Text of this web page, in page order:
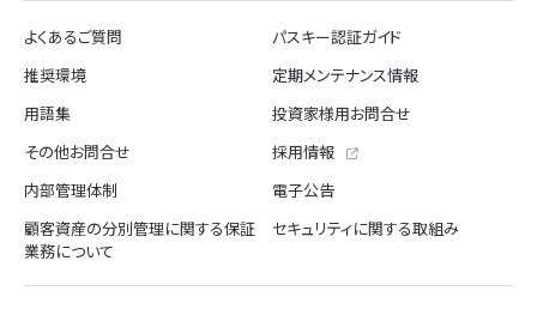
・個人情報等の内容に応じた保管場所・保管要件の明確化、及び
システムログの記録・保管を通して、個人情報等の取扱状況を確
認する手段を整備するとともに、これらが個人情報等の取扱規程
に従った運用であるか検証を行います。
・漏えい等事案（漏えい等又はその恐れのある事案を含みます。
以下同じです。）が発生した場合における社内規程や対応マニュ
アルを定め、速やかに調査・報告・対策等を行う体制を整備して
います。
（4）人的安全管理措置
し、従業員の個人情報等の保護への意識の向上、啓発に努めてい
ます。
・ICカードを用いて執務フロアへの入退室の管理を行うほか、個
よくあるご質問
パスキー認証ガイド
推奨環境
定期メンテナンス情報
用語集
投資家様用お問合せ
その他お問合せ
採用情報
内部管理体制
電子公告
顧客資産の分別管理に関する保証
業務について
セキュリティに関する取組み